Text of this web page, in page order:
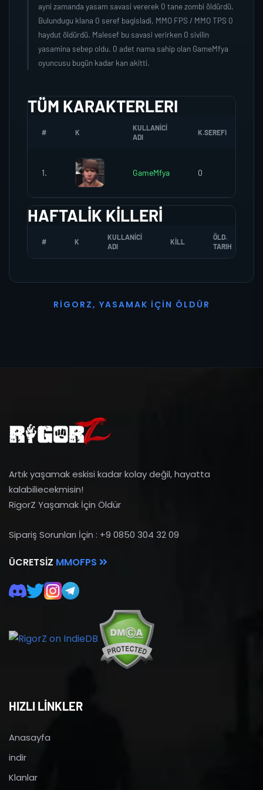
ayni zamanda yasam savasi vererek 0 tane zombi öldürdü.
Bulundugu klana 0 seref bagisladi, MMO FPS / MMO TPS 0
haydut öldürdü. Malesef bu savasi verirken 0 sivilin
yasamina sebep oldu. 0 adet nama sahip olan GameMfya
oyuncusu bugün kadar kan akitti.
TÜM KARAKTERLERI
# K
KULLANICI
ADI
K.SEREFI
1. GameMfya 0
HAFTALIK KILLERI
# K
KULLANICI
ADI
KILL
ÖLD.
TARIH
R I G O R Z, YASAMAK İ ÇI N Ö L D Ü R
Artık yaşamak eskisi kadar kolay değil, hayatta
kalabiliecekmisin!
RigorZ Yaşamak İçin Öldür
Sipariş Sorunları İçin : +9 0850 304 32 09
ÜCRETSIZ MMOFPS
HIZLI LİNKLER
Anasayfa
indir
Klanlar